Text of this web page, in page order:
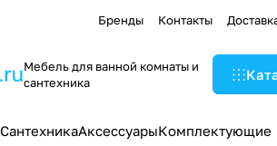
Бренды Контакты
Мебель для ванной комнаты и
сантехника
СантехникаАксессуарыКомплектующие